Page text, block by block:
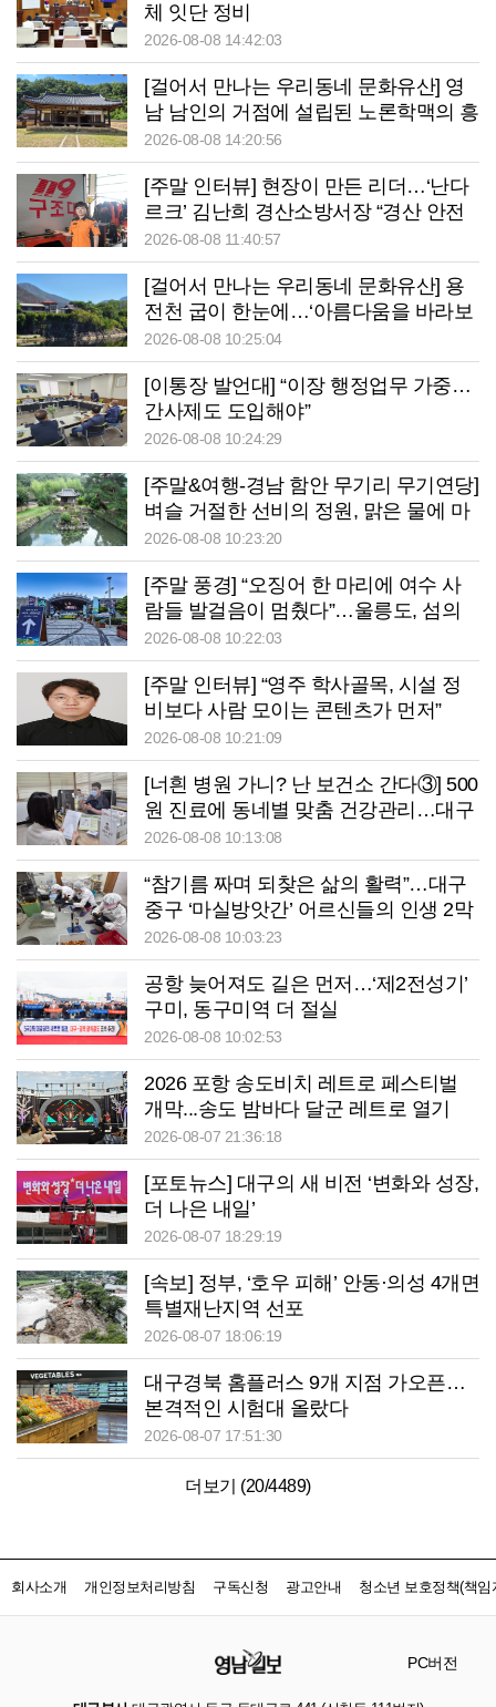
체 잇단 정비
2026-08-08 14:42:03
[걸어서 만나는 우리동네 문화유산] 영
남 남인의 거점에 설립된 노론학맥의 흥
암서원
2026-08-08 14:20:56
[주말 인터뷰] 현장이 만든 리더…‘난다
르크’ 김난희 경산소방서장 “경산 안전
책임지겠습니다”
2026-08-08 11:40:57
[걸어서 만나는 우리동네 문화유산] 용
전천 굽이 한눈에…‘아름다움을 바라보
는’ 청송 망미정
2026-08-08 10:25:04
[이통장 발언대] “이장 행정업무 가중…
간사제도 도입해야”
2026-08-08 10:24:29
[주말&여행-경남 함안 무기리 무기연당]
벼슬 거절한 선비의 정원, 맑은 물에 마
음을 건지다
2026-08-08 10:23:20
[주말 풍경] “오징어 한 마리에 여수 사
람들 발걸음이 멈췄다”…울릉도, 섬의
날서 ‘통했다’
2026-08-08 10:22:03
[주말 인터뷰] “영주 학사골목, 시설 정
비보다 사람 모이는 콘텐츠가 먼저”
2026-08-08 10:21:09
[너흰 병원 가니? 난 보건소 간다③] 500
원 진료에 동네별 맞춤 건강관리…대구
중구보건소의 변신
2026-08-08 10:13:08
“참기름 짜며 되찾은 삶의 활력”…대구
중구 ‘마실방앗간’ 어르신들의 인생 2막
2026-08-08 10:03:23
공항 늦어져도 길은 먼저…‘제2전성기’
구미, 동구미역 더 절실
2026-08-08 10:02:53
2026 포항 송도비치 레트로 페스티벌
개막...송도 밤바다 달군 레트로 열기
2026-08-07 21:36:18
[포토뉴스] 대구의 새 비전 ‘변화와 성장,
더 나은 내일’
2026-08-07 18:29:19
[속보] 정부, ‘호우 피해’ 안동·의성 4개면
특별재난지역 선포
2026-08-07 18:06:19
대구경북 홈플러스 9개 지점 가오픈…
본격적인 시험대 올랐다
2026-08-07 17:51:30
더보기 (20/4489)
회사소개 개인정보처리방침 구독신청 광고안내 청소년 보호정책(책임
PC버전